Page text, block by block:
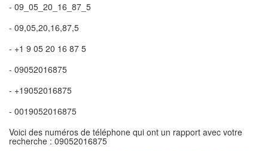
- 09_05_20_16_87_5
- 09,05,20,16,87,5
- +1 9 05 20 16 87 5
- 09052016875
- +19052016875
- 0019052016875
Voici des numéros de téléphone qui ont un rapport avec votre
recherche : 09052016875